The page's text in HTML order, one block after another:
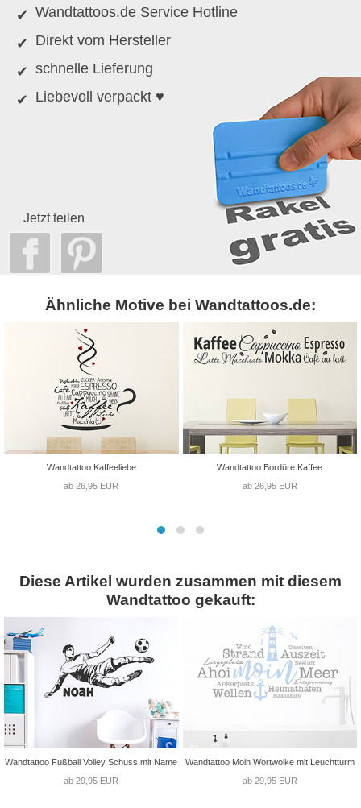
Wandtattoos.de Service Hotline
Direkt vom Hersteller
schnelle Lieferung
Liebevoll verpackt ♥
Jetzt teilen
Ähnliche Motive bei Wandtattoos.de:
Wandtattoo Kaffeeliebe
ab 26,95 EUR
Wandtattoo Bordüre Kaffee
ab 26,95 EUR
Diese Artikel wurden zusammen mit diesem
Wandtattoo gekauft:
Wandtattoo Fußball Volley Schuss mit Name
ab 29,95 EUR
Wandtattoo Moin Wortwolke mit Leuchtturm
ab 29,95 EUR